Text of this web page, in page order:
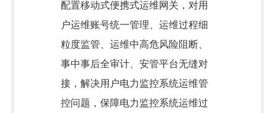
配置移动式便携式运维网关，对用
户运维账号统一管理、运维过程细
粒度监管、运维中高危风险阻断、
事中事后全审计、安管平台无缝对
接，解决用户电力监控系统运维管
控问题，保障电力监控系统运维过